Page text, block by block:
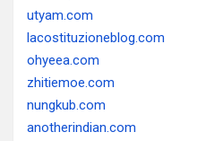
utyam.com
lacostituzioneblog.com
ohyeea.com
zhitiemoe.com
nungkub.com
anotherindian.com